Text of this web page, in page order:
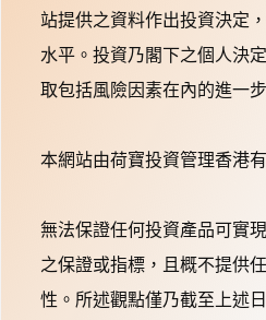
站提供之資料作出投資決定
水平。投資乃閣下之個人決
取包括風險因素在內的進一
本網站由荷寶投資管理香港
無法保證任何投資產品可實
之保證或指標，且概不提供
性。所述觀點僅乃截至上述